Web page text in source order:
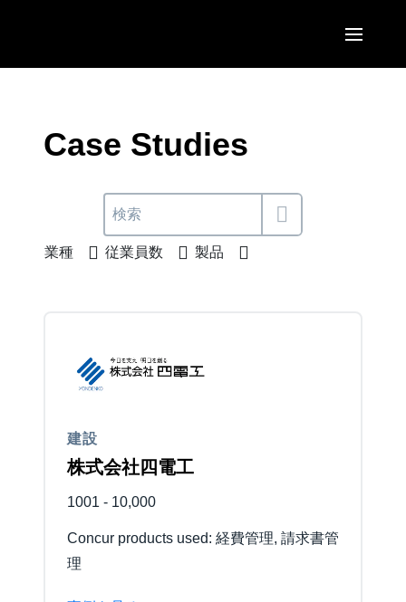
United States (English)
Canada (Français)
México (Español)
EUROPE
France (Français)
Deutschland (Deutsch)
Sweden (English)
Belgium (English)
ASIA PACIFIC
Australia (English)
Case Studies
業種 従業員数 製品
建設
株式会社四電工
1001 - 10,000
Concur products used: 経費管理, 請求書管
理